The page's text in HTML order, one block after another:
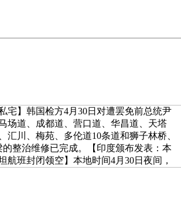
宅】韩国检方4月30日对遭罢免前总统尹
场道、成都道、营口道、华昌道、天塔
汇川、梅苑、多伦道10条道和狮子林桥、
整治维修已完成。【印度颁布发表：本
航班封闭领空】本地时间4月30日夜间，